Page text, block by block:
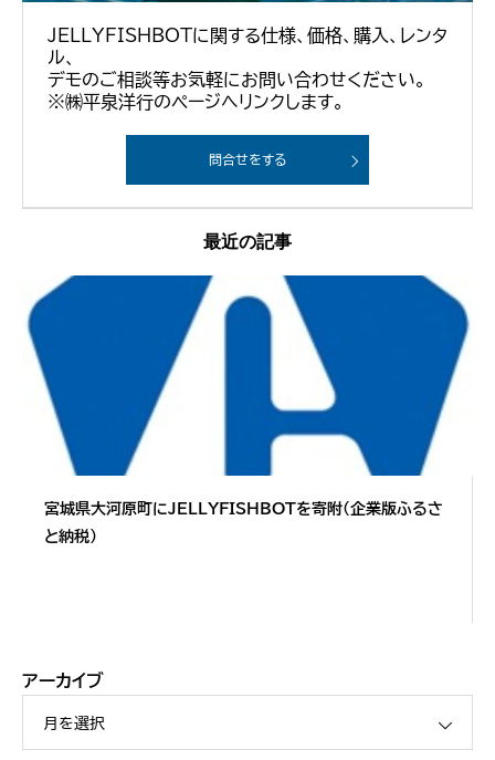
JELLYFISHBOTに関する仕様、価格、購入、レンタ
ル、
デモのご相談等お気軽にお問い合わせください。
※㈱平泉洋行のページへリンクします。
問合せをする
最近の記事
宮城県大河原町にJELLYFISHBOTを寄附（企業版ふるさ
と納税）
アーカイブ
月を選択